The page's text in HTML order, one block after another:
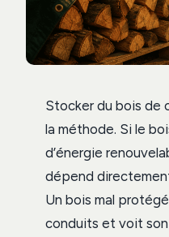
Stocker du bois de
la méthode. Si le
d’énergie
dépend
Un bois mal
conduits et voit